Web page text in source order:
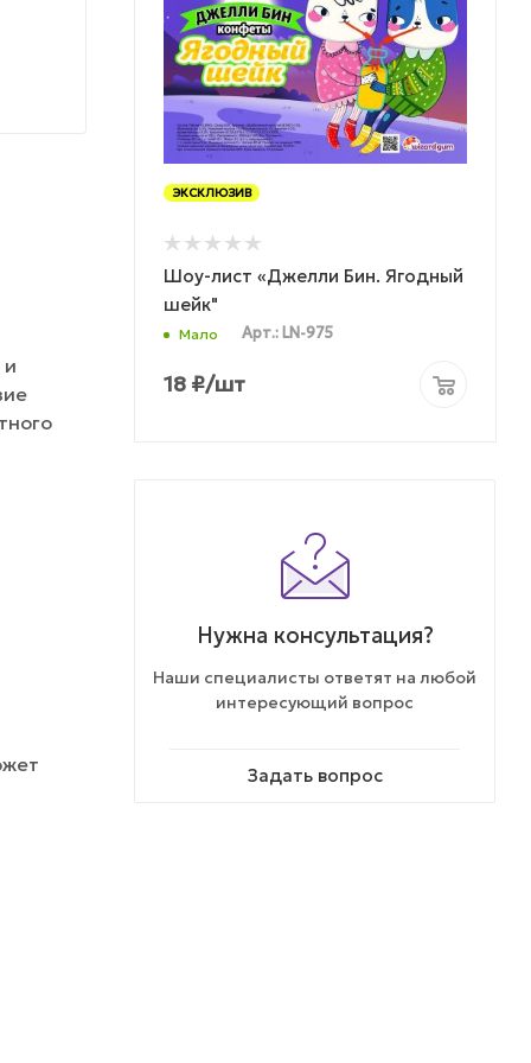
ЭКСКЛЮЗИВ
Шоу-лист «Джелли Бин. Ягодный
шейк"
Мало Арт.: LN-975
18 ₽/шт
Нужна консультация?
Наши специалисты ответят на любой
интересующий вопрос
Задать вопрос